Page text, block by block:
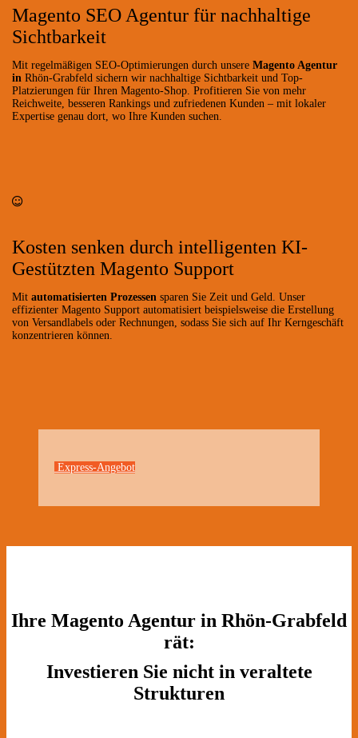
Magento SEO Agentur für nachhaltige
Sichtbarkeit
Mit regelmäßigen SEO-Optimierungen durch unsere Magento Agentur
in Rhön-Grabfeld sichern wir nachhaltige Sichtbarkeit und Top-
Platzierungen für Ihren Magento-Shop. Profitieren Sie von mehr
Reichweite, besseren Rankings und zufriedenen Kunden – mit lokaler
Expertise genau dort, wo Ihre Kunden suchen.
Kosten senken durch intelligenten KI-
Gestützten Magento Support
Mit automatisierten Prozessen sparen Sie Zeit und Geld. Unser
effizienter Magento Support automatisiert beispielsweise die Erstellung
von Versandlabels oder Rechnungen, sodass Sie sich auf Ihr Kerngeschäft
konzentrieren können.
Express-Angebot
Ihre Magento Agentur in Rhön-Grabfeld
rät:
Investieren Sie nicht in veraltete
Strukturen